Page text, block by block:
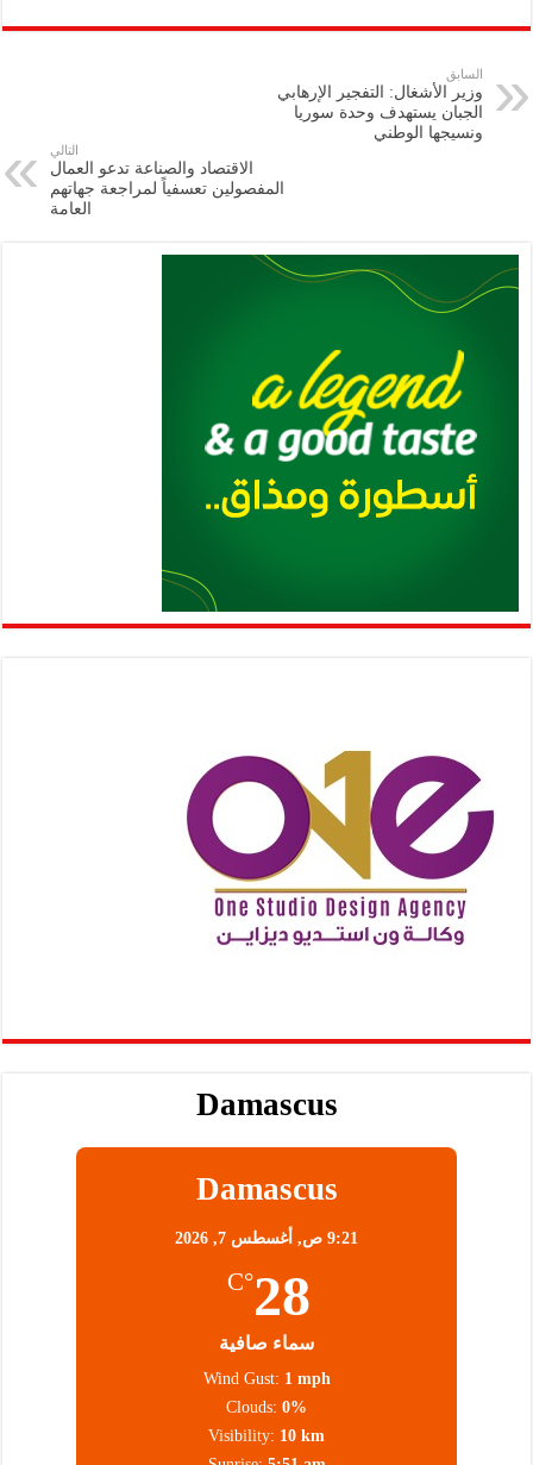
p
y
Li
n
eb
k
tt
nt
at
p
gr
ai
ar
السابق
وزير الأشغال: التفجير الإرهابي
الجبان يستهدف وحدة سوريا
ونسيجها الوطني
التالي
الاقتصاد والصناعة تدعو العمال
المفصولين تعسفياً لمراجعة جهاتهم
العامة
Damascus
Damascus
9:21 ص, أغسطس 7, 2026
28
°C
سماء صافية
Wind Gust: 1 mph
Clouds: 0%
Visibility: 10 km